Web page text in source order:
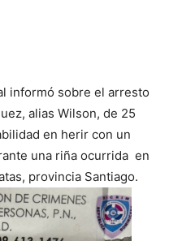
informó sobre el arresto
alias Wilson, de 25
en herir con un
una riña ocurrida en
provincia Santiago.